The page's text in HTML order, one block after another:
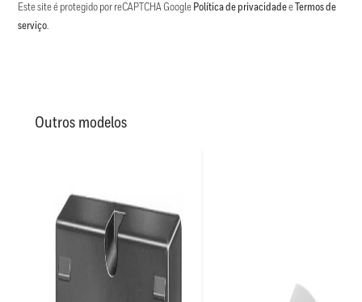
Este site é protegido por reCAPTCHA Google Política de privacidadee Termos de
serviço.
Outros modelos